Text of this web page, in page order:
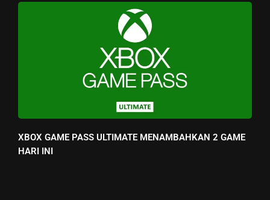
XBOX GAME PASS ULTIMATE MENAMBAHKAN 2 GAME
HARI INI